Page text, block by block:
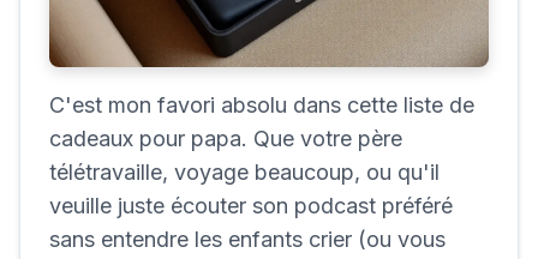
C'est mon favori absolu dans cette liste de
cadeaux pour papa. Que votre père
télétravaille, voyage beaucoup, ou qu'il
veuille juste écouter son podcast préféré
sans entendre les enfants crier (ou vous